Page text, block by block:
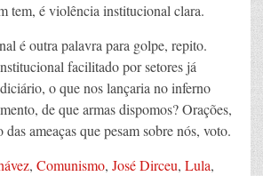
tem, é violência institucional clara.
é outra palavra para golpe, repito.
facilitado por setores já
o que nos lançaria no inferno
de que armas dispomos? Orações,
ameaças que pesam sobre nós, voto.
, Comunismo, José Dirceu, Lula,